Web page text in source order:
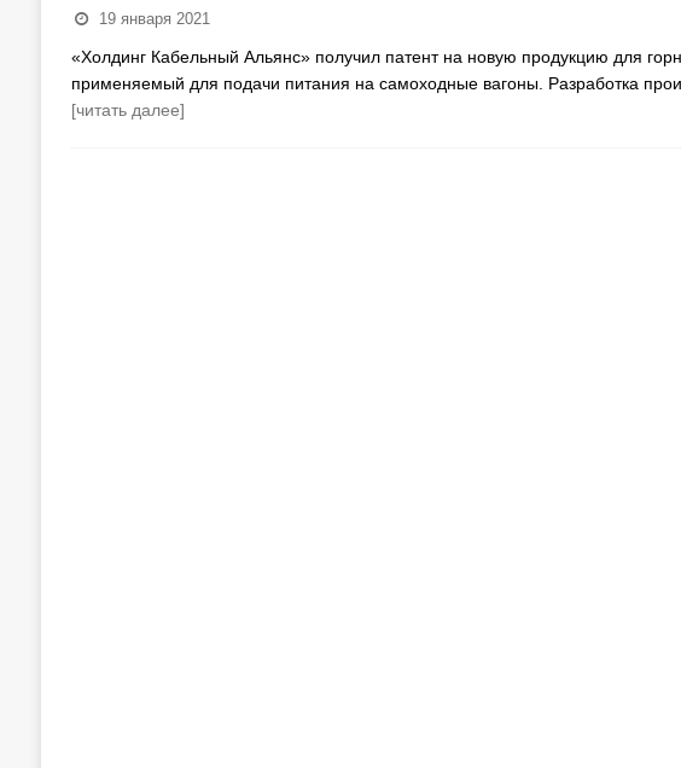
19 января 2021
«Холдинг Кабельный Альянс» получил патент на новую продукцию для
применяемый для подачи питания на самоходные вагоны. Разработка
[читать далее]